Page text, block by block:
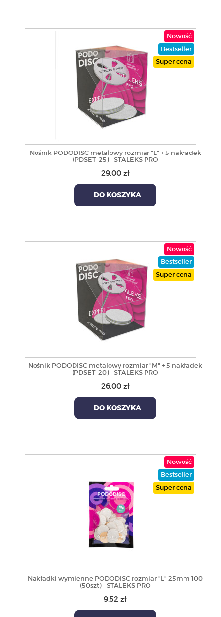
Nowość
Bestseller
Super cena
Nośnik PODODISC metalowy rozmiar "L" + 5 nakładek
(PDSET-25) - STALEKS PRO
29,00 zł
DO KOSZYKA
Nowość
Bestseller
Super cena
Nośnik PODODISC metalowy rozmiar "M" + 5 nakładek
(PDSET-20) - STALEKS PRO
26,00 zł
DO KOSZYKA
Nowość
Bestseller
Super cena
Nakładki wymienne PODODISC rozmiar "L" 25mm 100
(50szt) - STALEKS PRO
9,52 zł